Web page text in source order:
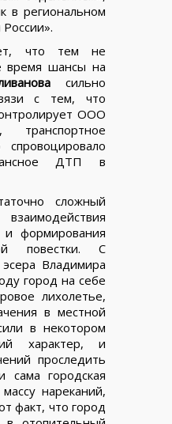
в региональном
что тем не
время шансы на
сильно
с тем, что
ООО
спровоцировало
ДТП в
сложный
и формирования
повестки. С
Владимира
город на себе
лихолетье,
в местной
в некотором
характер, и
проследить
городская
нареканий,
факт, что город